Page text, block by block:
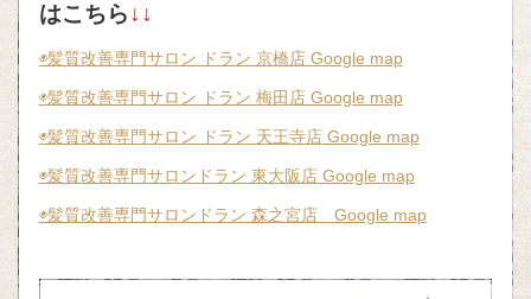
はこちら↓↓
◉髪質改善専門サロン ドラン 京橋店 Google map
◉髪質改善専門サロン ドラン 梅田店 Google map
◉髪質改善専門サロン ドラン 天王寺店 Google map
◉髪質改善専門サロンドラン 東大阪店 Google map
◉髪質改善専門サロンドラン 森之宮店 Google map